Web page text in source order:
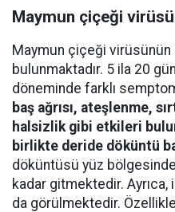
Maymun çiçeği
Maymun çiçeği
bulunmaktadır. 5 ila 20
döneminde farklı
baş ağrısı, ateşlenme,
halsizlik gibi etkileri
birlikte deride döküntü
döküntüsü yüz
kadar gitmektedir.
da görülmektedir.